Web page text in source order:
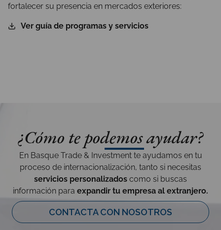
fortalecer su presencia en mercados exteriores:
Ver guía de programas y servicios
¿Cómo te podemos ayudar?
En Basque Trade & Investment te ayudamos en tu
proceso de internacionalización, tanto si necesitas
servicios personalizados como si buscas
información para expandir tu empresa al extranjero.
CONTACTA CON NOSOTROS